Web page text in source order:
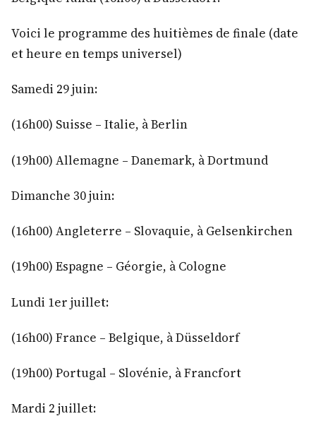
Voici le programme des huitièmes de finale (date
et heure en temps universel)
Samedi 29 juin:
(16h00) Suisse – Italie, à Berlin
(19h00) Allemagne – Danemark, à Dortmund
Dimanche 30 juin:
(16h00) Angleterre – Slovaquie, à Gelsenkirchen
(19h00) Espagne – Géorgie, à Cologne
Lundi 1er juillet:
(16h00) France – Belgique, à Düsseldorf
(19h00) Portugal – Slovénie, à Francfort
Mardi 2 juillet: